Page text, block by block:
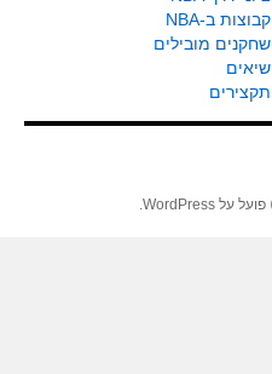
קבוצות ב-NBA
שחקנים מובילים
שיאים
תקצירים
פועל על WordPress.